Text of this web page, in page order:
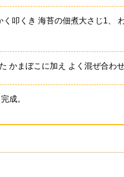
叩くき 海苔の佃煮大さじ1、
かまぼこに加え よく混ぜ合わせ
成。